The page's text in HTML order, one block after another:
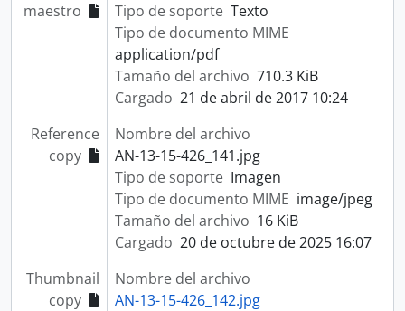
maestro
Tipo de soporte Texto
Tipo de documento MIME
application/pdf
Tamaño del archivo 710.3 KiB
Cargado 21 de abril de 2017 10:24
Reference
copy
Nombre del archivo
AN-13-15-426_141.jpg
Tipo de soporte Imagen
Tipo de documento MIME image/jpeg
Tamaño del archivo 16 KiB
Cargado 20 de octubre de 2025 16:07
Thumbnail
copy
Nombre del archivo
AN-13-15-426_142.jpg